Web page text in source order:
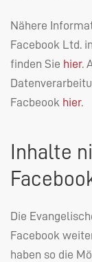
Nähere
Facebook Ltd.
finden Sie hier.
Facbeook hier.
Inhalte
Die
Facebook
haben so die